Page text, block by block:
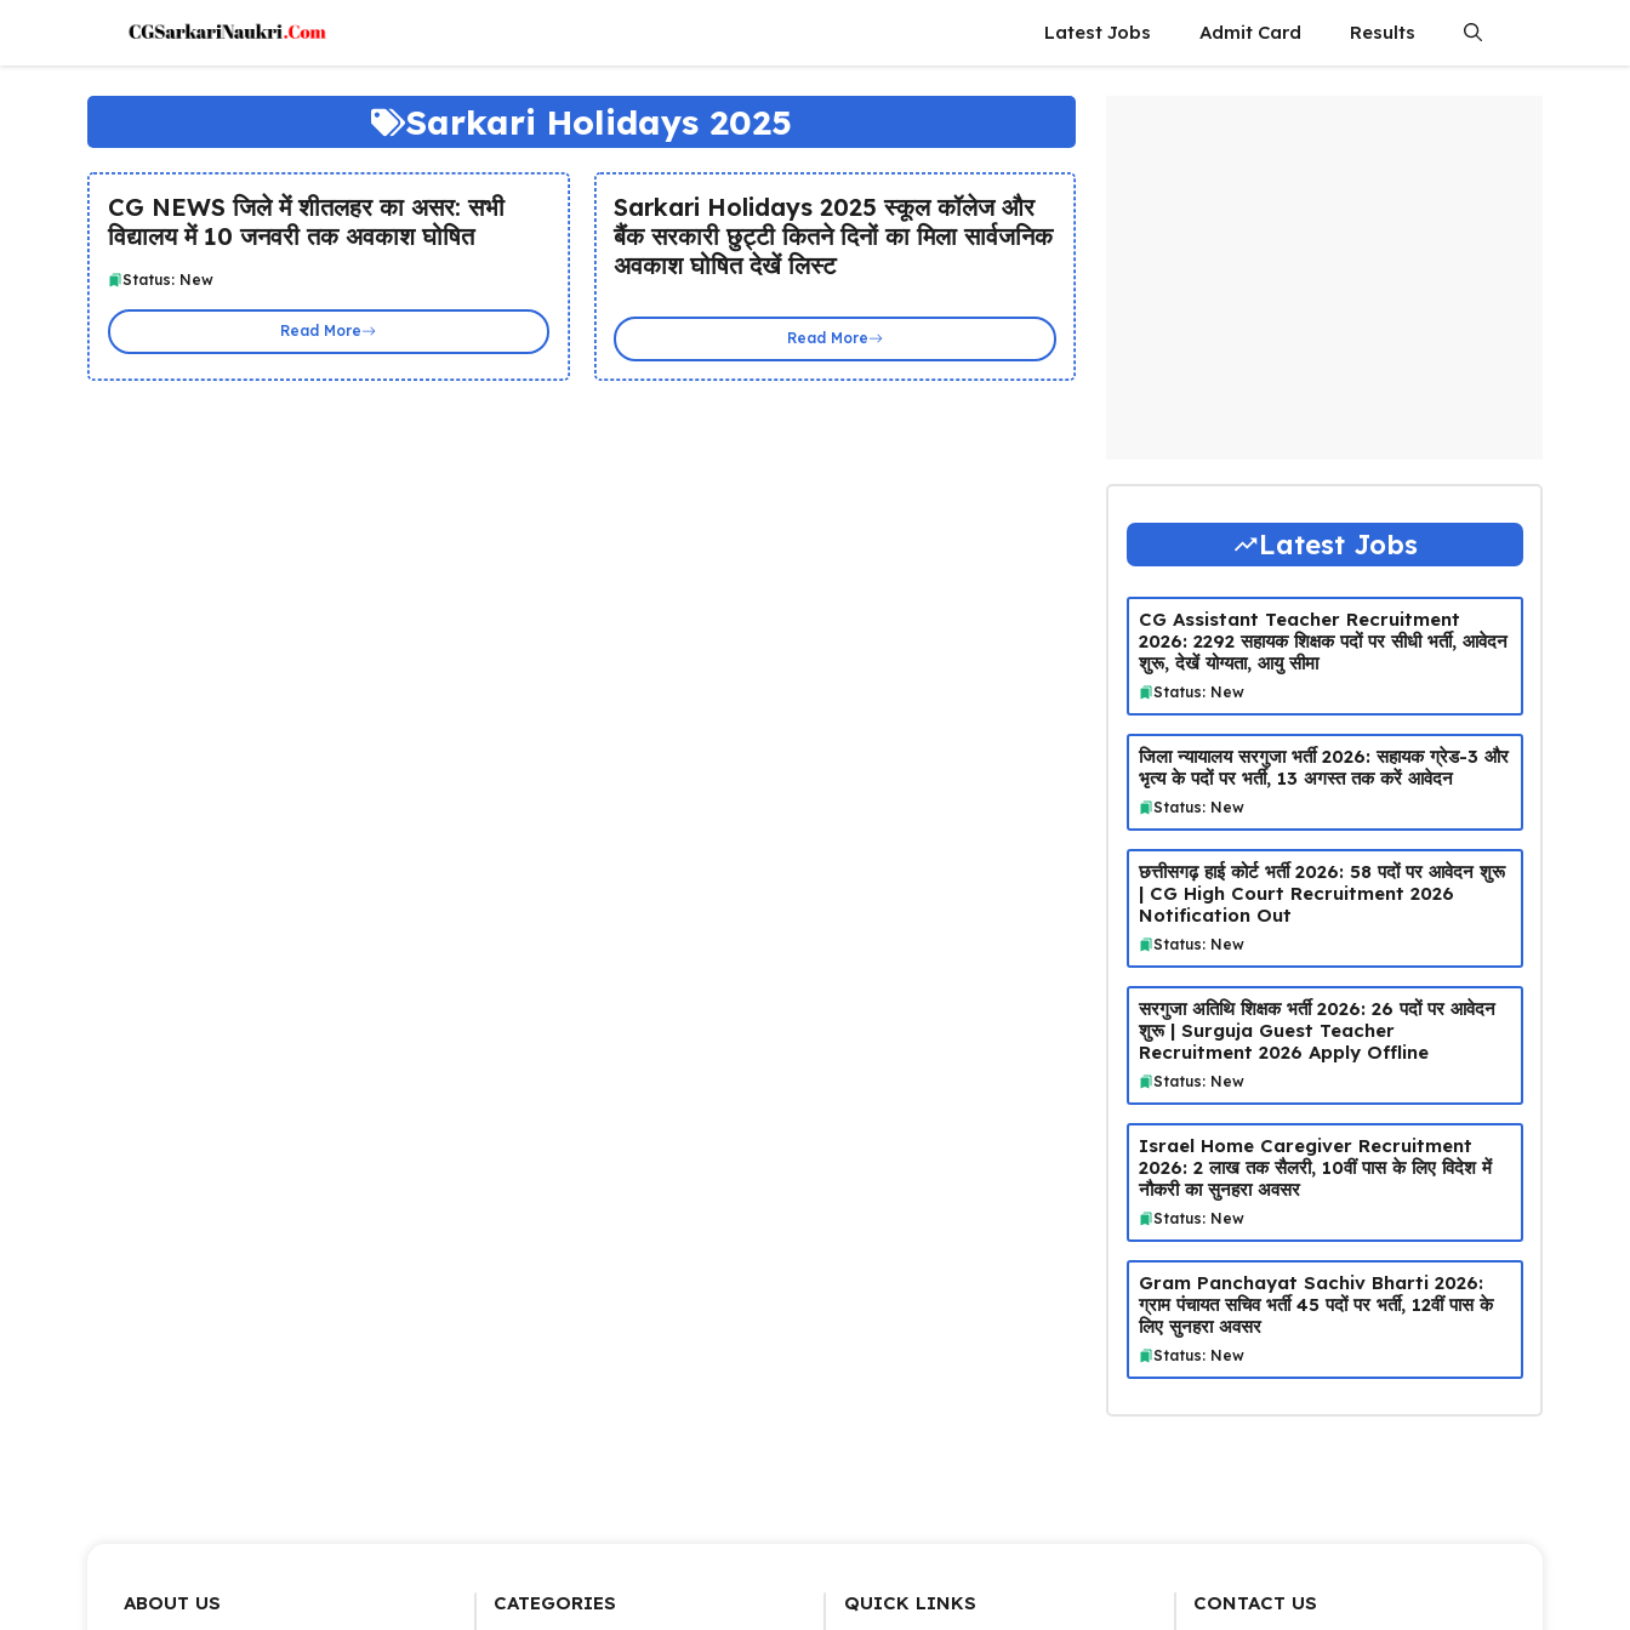
content
Latest Jobs Admit Card Results
Sarkari Holidays 2025
CG NEWS जिले में शीतलहर का असर: सभी
विद्यालय में 10 जनवरी तक अवकाश घोषित
Status: New
Read More
Sarkari Holidays 2025 स्कूल कॉलेज और
बैंक सरकारी छुट्टी कितने दिनों का मिला सार्वजनिक
अवकाश घोषित देखें लिस्ट
Read More
Latest Jobs
CG Assistant Teacher Recruitment
2026: 2292 सहायक शिक्षक पदों पर सीधी भर्ती, आवेदन
शुरू, देखें योग्यता, आयु सीमा
Status: New
जिला न्यायालय सरगुजा भर्ती 2026: सहायक ग्रेड-3 और
भृत्य के पदों पर भर्ती, 13 अगस्त तक करें आवेदन
Status: New
छत्तीसगढ़ हाई कोर्ट भर्ती 2026: 58 पदों पर आवेदन शुरू
| CG High Court Recruitment 2026
Notification Out
Status: New
सरगुजा अतिथि शिक्षक भर्ती 2026: 26 पदों पर आवेदन
शुरू | Surguja Guest Teacher
Recruitment 2026 Apply Offline
Status: New
Israel Home Caregiver Recruitment
2026: ₹2 लाख तक सैलरी, 10वीं पास के लिए विदेश में
नौकरी का सुनहरा अवसर
Status: New
Gram Panchayat Sachiv Bharti 2026:
ग्राम पंचायत सचिव भर्ती 45 पदों पर भर्ती, 12वीं पास के
लिए सुनहरा अवसर
Status: New
ABOUT US CATEGORIES QUICK LINKS CONTACT US